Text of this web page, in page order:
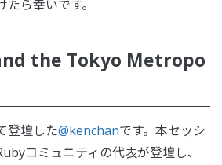
ら幸いです。
the Tokyo Metropo
登壇した@kenchanです。本セッシ
コミュニティの代表が登壇し、